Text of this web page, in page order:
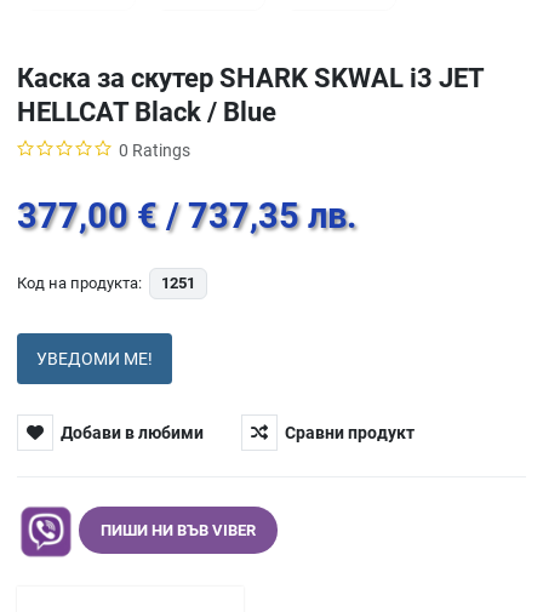
Каска за скутер SHARK SKWAL i3 JET
HELLCAT Black / Blue
0 Ratings
377,00 € / 737,35 лв.
Код на продукта: 1251
УВЕДОМИ МЕ!
Добави в любими Сравни продукт
ПИШИ НИ ВЪВ VIBER